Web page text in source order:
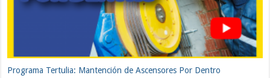
Programa Tertulia: Mantención de Ascensores Por Dentro